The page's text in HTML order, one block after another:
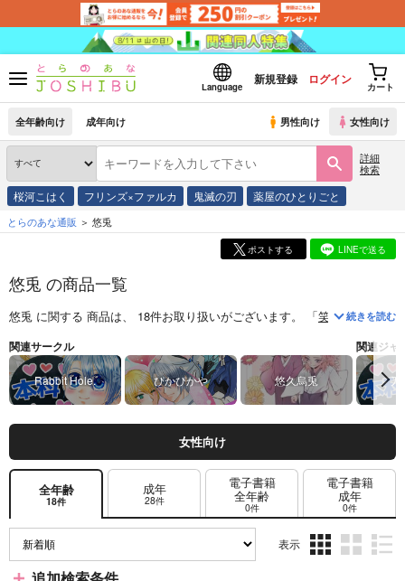
Language
新規登録 ログイン
カート
全年齢向け 成年向け 男性向け 女性向け
詳細
検索
桜河こはく フリンズ×ファルカ 鬼滅の刃 薬屋のひとりごと
とらのあな通販 悠兎
ポストする LINEで送る
悠兎 の商品一覧
悠兎 に関する 商品は、 18件お取り扱いがございます。 「笑顔のきみが見
続きを読む
関連サークル
Rabbit Hole. ぴかぴかや 悠久烏兎
関連ジャ
刀
女性向け
全年齢
18件
成年
28件
電子書籍
全年齢
0件
電子書籍
成年
0件
表示